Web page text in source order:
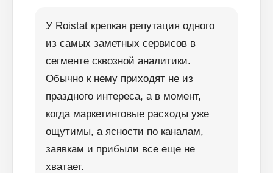
У Roistat крепкая репутация одного
из самых заметных сервисов в
сегменте сквозной аналитики.
Обычно к нему приходят не из
праздного интереса, а в момент,
когда маркетинговые расходы уже
ощутимы, а ясности по каналам,
заявкам и прибыли все еще не
хватает.